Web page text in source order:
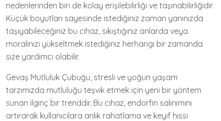
nedenlerinden biri de kolay erişilebilirliği ve taşınabilirliğidir.
Küçük boyutları sayesinde istediğiniz zaman yanınızda
taşıyabileceğiniz bu cihaz, sıkıştığınız anlarda veya
moralinizi yükseltmek istediğiniz herhangi bir zamanda
size yardımcı olabilir.
Gevaş Mutluluk Çubuğu, stresli ve yoğun yaşam
tarzımızda mutluluğu teşvik etmek için yeni bir yöntem
sunan ilginç bir trenddir. Bu cihaz, endorfin salınımını
artırarak kullanıcılara anlık rahatlama ve keyif hissi